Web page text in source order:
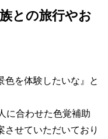
との旅行やお
を体験したいな』と
に合わせた色覚補助
せていただいており